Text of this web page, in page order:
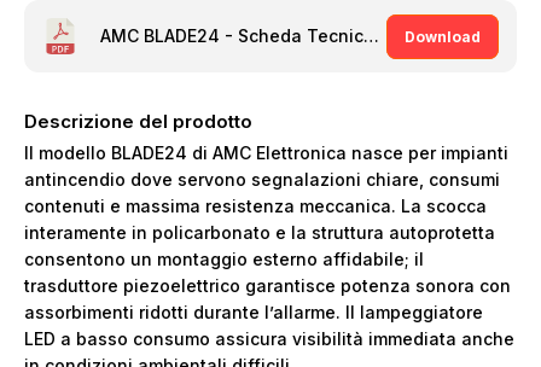
AMC BLADE24 - Scheda Tecnica [PDF] Download
Descrizione del prodotto
Il modello BLADE24 di AMC Elettronica nasce per impianti
antincendio dove servono segnalazioni chiare, consumi
contenuti e massima resistenza meccanica. La scocca
interamente in policarbonato e la struttura autoprotetta
consentono un montaggio esterno affidabile; il
trasduttore piezoelettrico garantisce potenza sonora con
assorbimenti ridotti durante l’allarme. Il lampeggiatore
LED a basso consumo assicura visibilità immediata anche